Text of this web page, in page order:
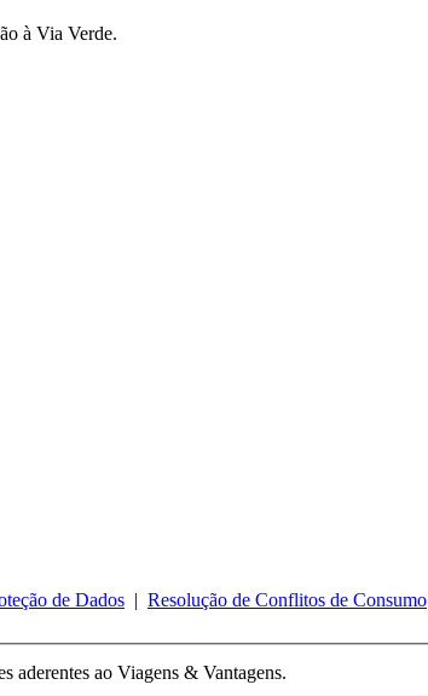
à Via Verde.
de Dados | Resolução de Conflitos de Consumo
aderentes ao Viagens & Vantagens.